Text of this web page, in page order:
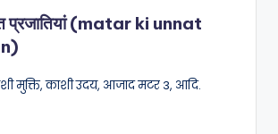
प्रजातियां (matar ki unnat
मुक्ति, काशी उदय, आजाद मटर 3, आदि.